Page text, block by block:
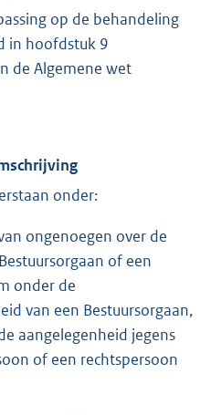
op de behandeling
in hoofdstuk 9
de Algemene wet
onder:
ongenoegen over de
of een
onder de
van een Bestuursorgaan,
aangelegenheid jegens
of een rechtspersoon